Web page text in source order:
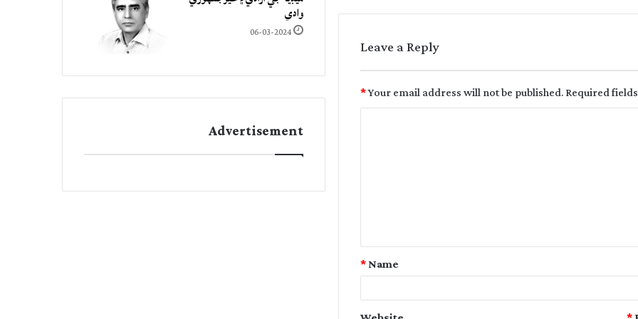
Leave a Reply
Your email address will not be published.Required
*
Name
*
وادي
06-03-2024
Advertisement